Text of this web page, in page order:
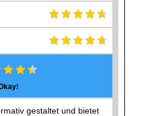
gestaltet und bietet